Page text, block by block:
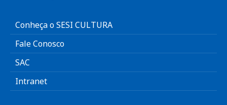
Conheça o SESI CULTURA
Fale Conosco
SAC
Intranet